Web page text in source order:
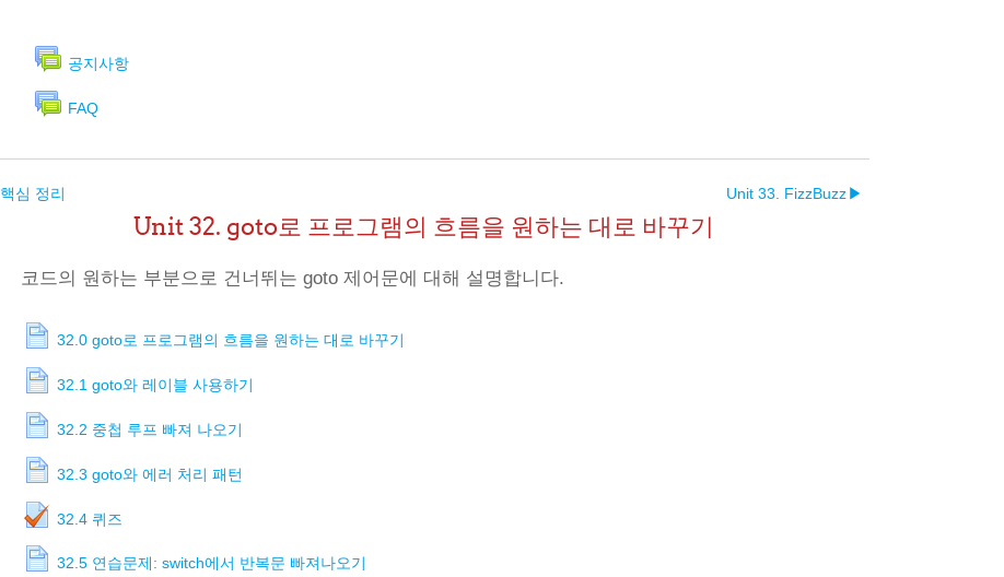
공지사항
FAQ
핵심 정리 Unit 33. FizzBuzz ▶︎
Unit 32. goto로 프로그램의 흐름을 원하는 대로 바꾸기
코드의 원하는 부분으로 건너뛰는 goto 제어문에 대해 설명합니다.
32.0 goto로 프로그램의 흐름을 원하는 대로 바꾸기
32.1 goto와 레이블 사용하기
32.2 중첩 루프 빠져 나오기
32.3 goto와 에러 처리 패턴
32.4 퀴즈
32.5 연습문제: switch에서 반복문 빠져나오기